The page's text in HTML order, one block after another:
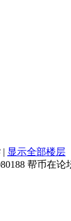
| 显示全部楼层
帮币在